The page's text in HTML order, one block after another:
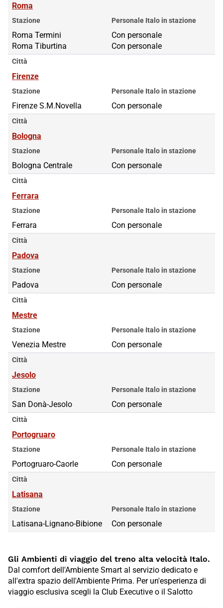
Roma
Stazione
Roma Termini
Roma Tiburtina
Personale Italo in stazione
Roma Termini
Con personale
Roma Tiburtina
Con personale
Città
Firenze
Stazione
Firenze S.M.Novella
Personale Italo in stazione
Con personale
Città
Bologna
Stazione
Bologna Centrale
Personale Italo in stazione
Con personale
Città
Ferrara
Stazione
Ferrara
Personale Italo in stazione
Con personale
Città
Padova
Stazione
Padova
Personale Italo in stazione
Con personale
Città
Mestre
Stazione
Venezia Mestre
Personale Italo in stazione
Con personale
Città
Jesolo
Stazione
San Donà-Jesolo
Personale Italo in stazione
Con personale
Città
Portogruaro
Stazione
Portogruaro-Caorle
Personale Italo in stazione
Con personale
Città
Latisana
Stazione
Latisana-Lignano-Bibione
Personale Italo in stazione
Con personale
Gli Ambienti di viaggio del treno alta velocità Italo.
Dal comfort dell'Ambiente Smart al servizio dedicato e
all'extra spazio dell'Ambiente Prima. Per un'esperienza di
viaggio esclusiva scegli la Club Executive o il Salotto